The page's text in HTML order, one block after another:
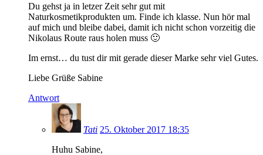
Du gehst ja in letzer Zeit sehr gut mit
Naturkosmetikprodukten um. Finde ich klasse. Nun hör mal
auf mich und bleibe dabei, damit ich nicht schon vorzeitig die
Nikolaus Route raus holen muss 🙂
Im ernst… du tust dir mit gerade dieser Marke sehr viel Gutes.
Liebe Grüße Sabine
Antwort
Tati 25. Oktober 2017 18:35
Huhu Sabine,